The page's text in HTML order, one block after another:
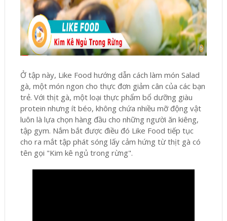
Ở tập này, Like Food hướng dẫn cách làm món Salad
gà, một món ngon cho thực đơn giảm cân của các bạn
trẻ. Với thịt gà, một loại thực phẩm bổ dưỡng giàu
protein nhưng ít béo, không chứa nhiều mỡ động vật
luôn là lựa chọn hàng đầu cho những người ăn kiêng,
tập gym. Nắm bắt được điều đó Like Food tiếp tục
cho ra mắt tập phát sóng lấy cảm hứng từ thịt gà có
tên gọi "Kim kê ngủ trong rừng".